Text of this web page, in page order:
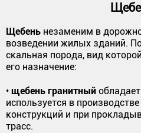
Щебень незаменим в
возведении жилых зданий.
скальная порода, вид
его назначение:
• щебень гранитный
используется в
конструкций и при
трасс.